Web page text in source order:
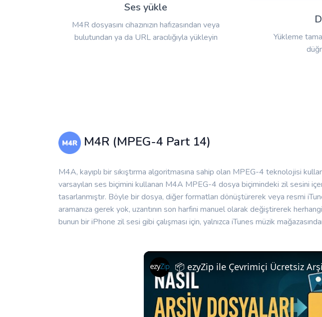
Ses yükle
M4R dosyasını cihazınızın hafızasından veya
bulutundan ya da URL aracılığıyla yükleyin
Yükleme
M4R (MPEG-4 Part 14)
M4A, kayıplı bir sıkıştırma algoritmasına sahip olan MPEG-4 teknolojisi
varsayılan ses biçimini kullanan M4A MPEG-4 dosya biçimindeki zil sesini
tasarlanmıştır. Böyle bir dosya, diğer formatları dönüştürerek veya resmi
aramanıza gerek yok, uzantının son harfini manuel olarak değiştirerek
bunun bir iPhone zil sesi gibi çalışması için, yalnızca iTunes müzik